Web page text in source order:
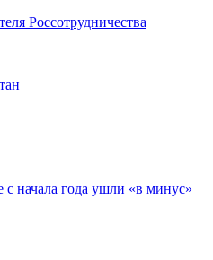
Россотрудничества
начала года ушли «в минус»